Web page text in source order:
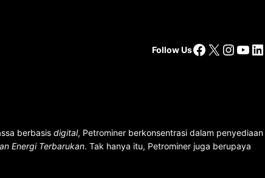
Follow UsFacebook
X
berbasis digital, Petrominer berkonsentrasi dalam penyediaan
Energi Terbarukan. Tak hanya itu, Petrominer juga berupaya